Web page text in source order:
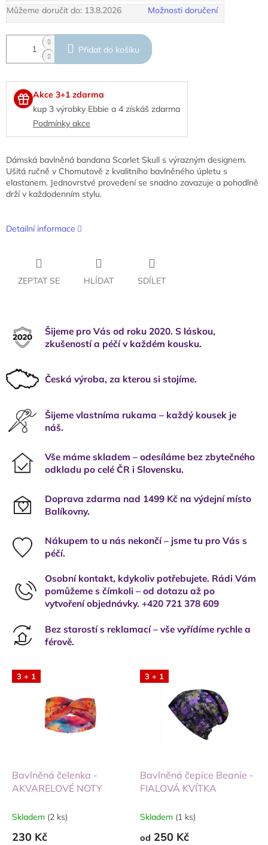
Můžeme doručit do: 13.8.2026 Možnosti doručení
Přidat do košíku
Akce 3+1 zdarma
kup 3 výrobky Ebbie a 4 získáš zdarma
Podmínky akce
Dámská bavlněná bandana Scarlet Skull s výrazným designem.
Ušitá ručně v Chomutově z kvalitního bavlněného úpletu s
elastanem. Jednovrstvé provedení se snadno zavazuje a pohodlně
drží v každodenním stylu.
Detailní informace
ZEPTAT SE HLÍDAT SDÍLET
Šijeme pro Vás od roku 2020. S láskou,
zkušeností a péčí v každém kousku.
Česká výroba, za kterou si stojíme.
Šijeme vlastníma rukama – každý kousek je
náš.
Vše máme skladem – odesíláme bez zbytečného
odkladu po celé ČR i Slovensku.
Doprava zdarma nad 1499 Kč na výdejní místo
Balíkovny.
Nákupem to u nás nekončí – jsme tu pro Vás s
péčí.
Osobní kontakt, kdykoliv potřebujete. Rádi Vám
pomůžeme s čímkoli – od dotazu až po
vytvoření objednávky. +420 721 378 609
Bez starostí s reklamací – vše vyřídíme rychle a
férově.
3 + 1
Bavlněná čelenka -
AKVARELOVÉ NOTY
Skladem (2 ks)
230 Kč
3 + 1
Bavlněná čepice Beanie -
FIALOVÁ KVÍTKA
Skladem (1 ks)
od 250 Kč